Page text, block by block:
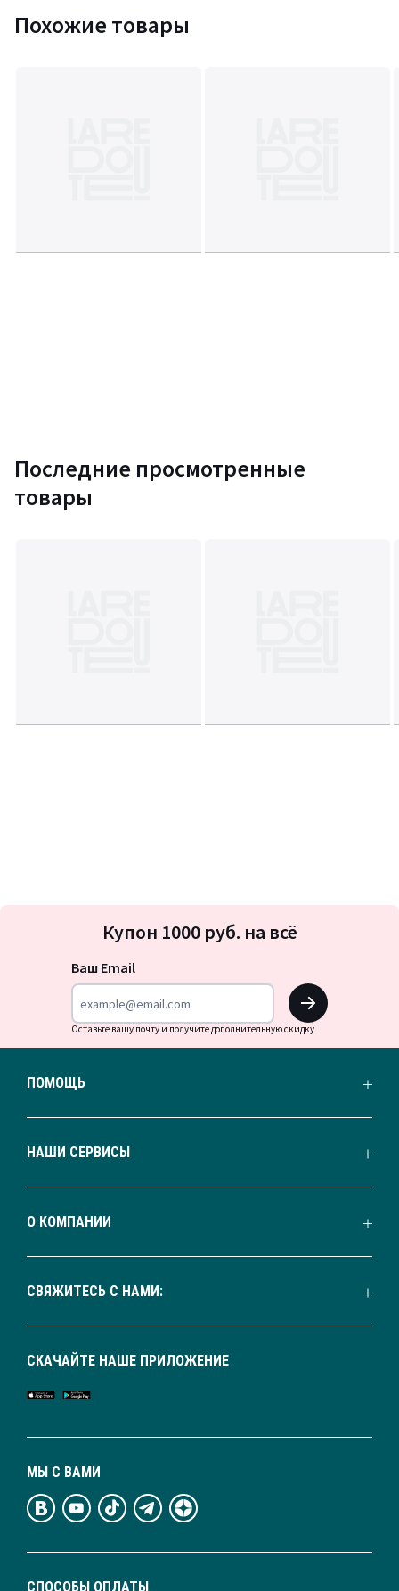
Похожие товары
Последние просмотренные
товары
на
Купон 1000 руб. на всё
Ваш Email
OK
Оставьте вашу почту и получите дополнительную скидку
ПОМОЩЬ
НАШИ СЕРВИСЫ
О КОМПАНИИ
СВЯЖИТЕСЬ С НАМИ:
СПОСОБЫ ОПЛАТЫ
МЫ С ВАМИ
СКАЧАЙТЕ НАШЕ ПРИЛОЖЕНИЕ